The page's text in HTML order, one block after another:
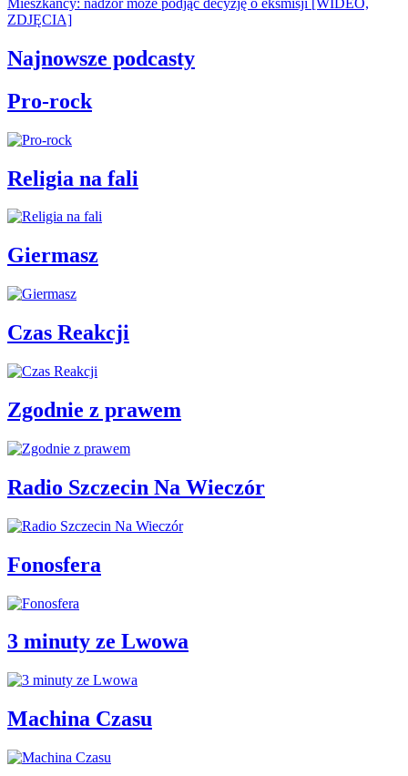
Mieszkańcy: nadzór może podjąć decyzję o eksmisji [WIDEO,
ZDJĘCIA]
Najnowsze podcasty
Pro-rock
Religia na fali
Giermasz
Czas Reakcji
Zgodnie z prawem
Radio Szczecin Na Wieczór
Fonosfera
3 minuty ze Lwowa
Machina Czasu